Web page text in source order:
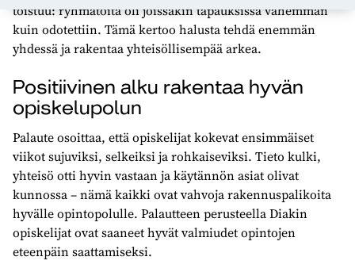
toistuu: ryhmätöitä oli joissakin tapauksissa vähemmän
kuin odotettiin. Tämä kertoo halusta tehdä enemmän
yhdessä ja rakentaa yhteisöllisempää arkea.
Positiivinen alku rakentaa hyvän
opiskelupolun
Palaute osoittaa, että opiskelijat kokevat ensimmäiset
viikot sujuviksi, selkeiksi ja rohkaiseviksi. Tieto kulki,
yhteisö otti hyvin vastaan ja käytännön asiat olivat
kunnossa – nämä kaikki ovat vahvoja rakennuspalikoita
hyvälle opintopolulle. Palautteen perusteella Diakin
opiskelijat ovat saaneet hyvät valmiudet opintojen
eteenpäin saattamiseksi.